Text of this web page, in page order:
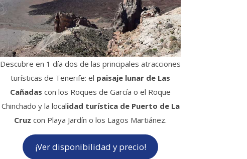
Descubre en 1 día dos de las principales atracciones
turísticas de Tenerife: el paisaje lunar de Las
Cañadas con los Roques de García o el Roque
Chinchado y la localidad turística de Puerto de La
Cruz con Playa Jardín o los Lagos Martiánez.
¡Ver disponibilidad y precio!